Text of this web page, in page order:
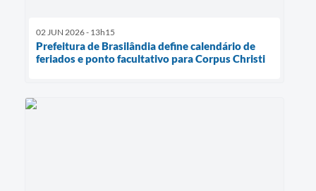
02 JUN 2026 - 13h15
Prefeitura de Brasilândia define calendário de
feriados e ponto facultativo para Corpus Christi